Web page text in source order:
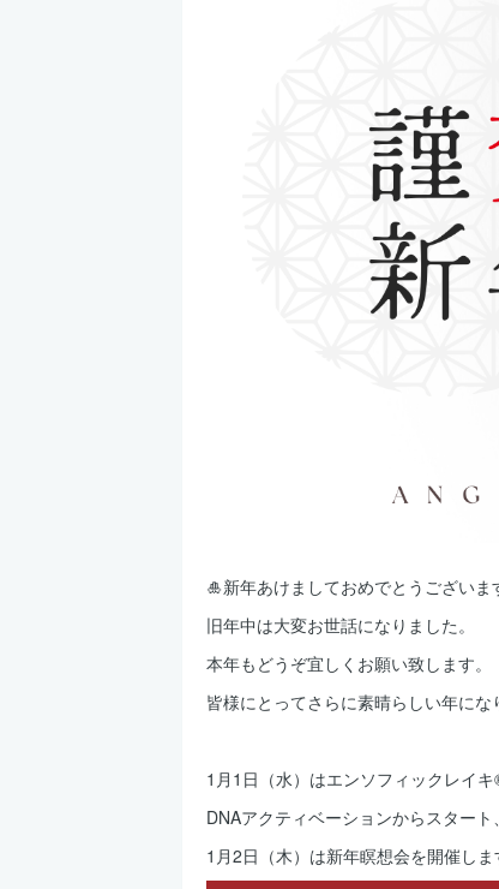
🎍新年あけましておめでとうございま
旧年中は大変お世話になりました。
本年もどうぞ宜しくお願い致します。
皆様にとってさらに素晴らしい年にな
1月1日（水）はエンソフィックレイキ®
DNAアクティベーションからスタート、
1月2日（木）は新年瞑想会を開催しま